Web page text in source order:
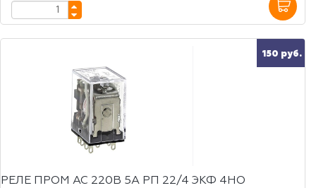
150 руб.
РЕЛЕ ПРОМ AC 220B 5A РП 22/4 ЭКФ 4НО